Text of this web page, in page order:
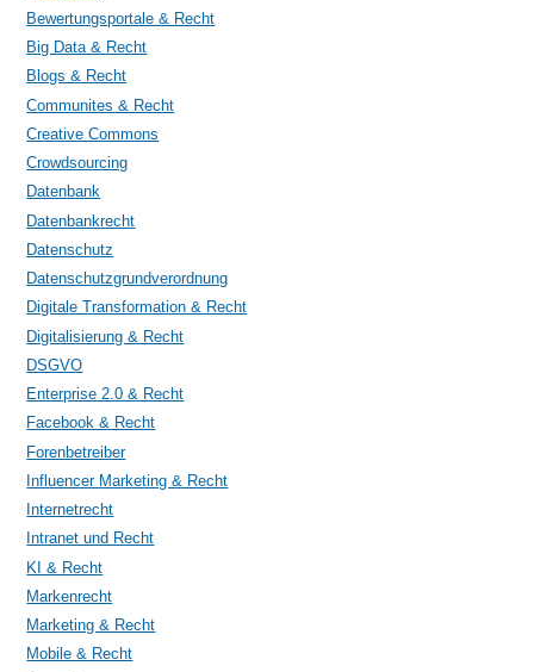
Bewertungsportale & Recht
Big Data & Recht
Blogs & Recht
Communites & Recht
Creative Commons
Crowdsourcing
Datenbank
Datenbankrecht
Datenschutz
Datenschutzgrundverordnung
Digitale Transformation & Recht
Digitalisierung & Recht
DSGVO
Enterprise 2.0 & Recht
Facebook & Recht
Forenbetreiber
Influencer Marketing & Recht
Internetrecht
Intranet und Recht
KI & Recht
Markenrecht
Marketing & Recht
Mobile & Recht